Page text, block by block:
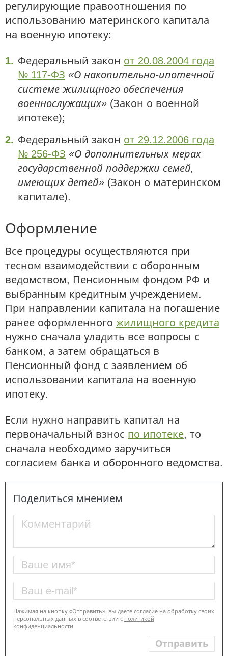
регулирующие правоотношения по
использованию материнского капитала
на военную ипотеку:
Федеральный закон от 20.08.2004 года
№ 117-ФЗ «О накопительно-ипотечной
системе жилищного обеспечения
военнослужащих» (Закон о военной
ипотеке);
Федеральный закон от 29.12.2006 года
№ 256-ФЗ «О дополнительных мерах
государственной поддержки семей,
имеющих детей» (Закон о материнском
капитале).
Оформление
Все процедуры осуществляются при
тесном взаимодействии с оборонным
ведомством, Пенсионным фондом РФ и
выбранным кредитным учреждением.
При направлении капитала на погашение
ранее оформленного жилищного кредита
нужно сначала уладить все вопросы с
банком, а затем обращаться в
Пенсионный фонд с заявлением об
использовании капитала на военную
ипотеку.
Если нужно направить капитал на
первоначальный взнос по ипотеке, то
сначала необходимо заручиться
согласием банка и оборонного ведомства.
Поделиться мнением
Нажимая на кнопку «Отправить», вы даете согласие на обработку своих
персональных данных в соответствии с политикой
конфиденциальности